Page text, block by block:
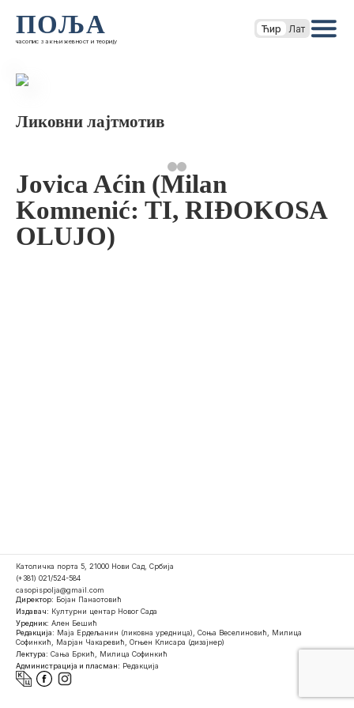
ПОЉА
часопис за књижевност и теорију
Ћир Лат
Ликовни лајтмотив
Jovica Aćin (Milan
Komnenić: TI, RIĐOKOSA
OLUJO)
Католичка порта 5, 21000 Нови Сад, Србија
(+381) 021/524-584
casopispolja@gmail.com
Директор: Бојан Панаотовић
Издавач: Културни центар Новог Сада
Уредник: Ален Бешић
Редакција: Маја Ердељанин (ликовна уредница), Соња Веселиновић, Милица
Софинкић, Марјан Чакаревић, Огњен Клисара (дизајнер)
Лектура: Сања Бркић, Милица Софинкић
Администрација и пласман: Редакција